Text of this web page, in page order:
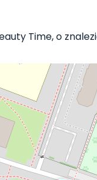
Time, o